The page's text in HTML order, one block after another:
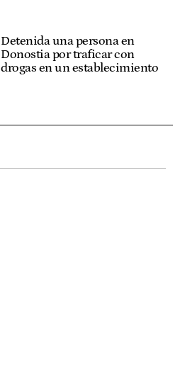
Detenida una persona en
Donostia por traficar con
drogas en un establecimiento